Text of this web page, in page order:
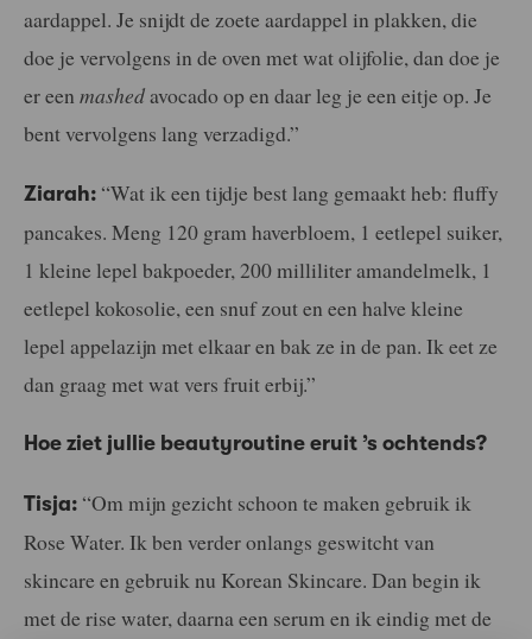
aardappel. Je snijdt de zoete aardappel in plakken, die
doe je vervolgens in de oven met wat olijfolie, dan doe je
er een mashedavocado op en daar leg je een eitje op. Je
bent vervolgens lang verzadigd.”
Ziarah: “Wat ik een tijdje best lang gemaakt heb: fluffy
pancakes. Meng 120 gram haverbloem, 1 eetlepel suiker,
1 kleine lepel bakpoeder, 200 milliliter amandelmelk, 1
eetlepel kokosolie, een snuf zout en een halve kleine
lepel appelazijn met elkaar en bak ze in de pan. Ik eet ze
dan graag met wat vers fruit erbij.”
Hoe ziet jullie beautyroutine eruit ’s ochtends?
Tisja: “Om mijn gezicht schoon te maken gebruik ik
Rose Water. Ik ben verder onlangs geswitcht van
skincare en gebruik nu Korean Skincare. Dan begin ik
met de rise water, daarna een serum en ik eindig met de